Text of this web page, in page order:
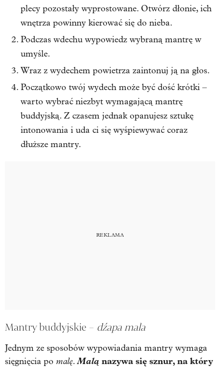
plecy pozostały wyprostowane. Otwórz dłonie, ich
wnętrza powinny kierować się do nieba.
Podczas wdechu wypowiedz wybraną mantrę w
umyśle.
Wraz z wydechem powietrza zaintonuj ją na głos.
Początkowo twój wydech może być dość krótki –
warto wybrać niezbyt wymagającą mantrę
buddyjską. Z czasem jednak opanujesz sztukę
intonowania i uda ci się wyśpiewywać coraz
dłuższe mantry.
Mantry buddyjskie – dźapa mala
Jednym ze sposobów wypowiadania mantry wymaga
sięgnięcia po malę.Malą nazywa się sznur, na który